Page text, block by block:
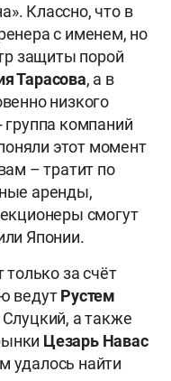
Классно, что в
с именем, но
защиты порой
Тарасова, а в
низкого
группа компаний
этот момент
– тратит по
аренды,
смогут
Японии.
только за счёт
ведутРустем
Слуцкий, а также
Цезарь Навас
удалось найти